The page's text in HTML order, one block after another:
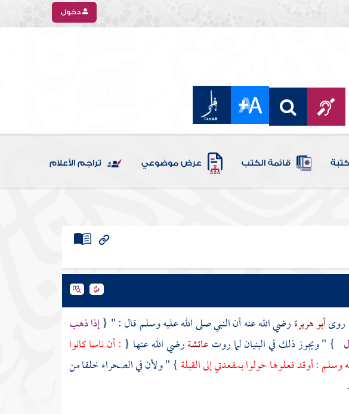
دخول
قائمة الكتب عرض موضوعي تراجم الأعلام
روىأبو هريرةرضي الله عنه أن النبي صلى الله عليه وسلم قال : " {إذا ذهب
} " ويجوز ذلك في البنيان لما روتعائشةرضي الله عنها {: أن ناسا كانوا
: أوقد فعلوها حولوا بمقعدتي إلى القبلة} " ولأن في الصحراء خلقا من